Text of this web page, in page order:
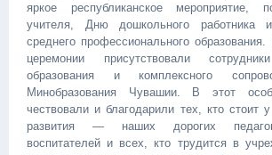
яркое республиканское мероприятие,
учителя, Дню дошкольного работника
среднего профессионального
церемонии присутствовали
образования и комплексного
Минобразования Чувашии. В этот
чествовали и благодарили тех, кто стоит
развития — наших дорогих
воспитателей и всех, кто трудится в